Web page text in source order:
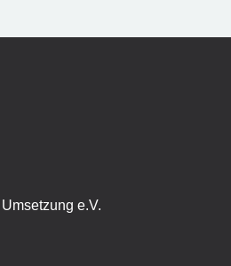
e.V.